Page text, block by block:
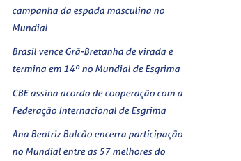
campanha da espada masculina no
Mundial
Brasil vence Grã-Bretanha de virada e
termina em 14º no Mundial de Esgrima
CBE assina acordo de cooperação com a
Federação Internacional de Esgrima
Ana Beatriz Bulcão encerra participação
no Mundial entre as 57 melhores do